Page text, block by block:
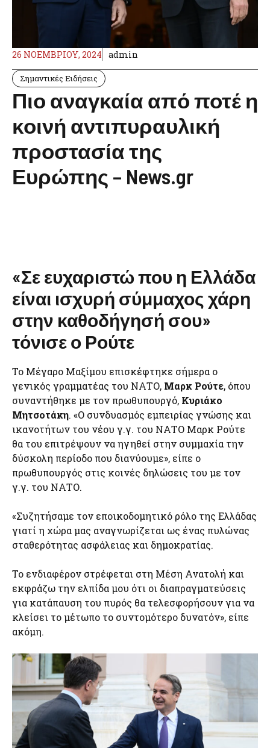
26 ΝΟΕΜΒΡΊΟΥ, 2024 admin
Σημαντικές Ειδήσεις
Πιο αναγκαία από ποτέ η
κοινή αντιπυραυλική
προστασία της
Ευρώπης – News.gr
«Σε ευχαριστώ που η Ελλάδα
είναι ισχυρή σύμμαχος χάρη
στην καθοδήγησή σου»
τόνισε ο Ρούτε
Το Μέγαρο Μαξίμου επισκέφτηκε σήμερα ο
γενικός γραμματέας του ΝΑΤΟ, Μαρκ Ρούτε, όπου
συναντήθηκε με τον πρωθυπουργό, Κυριάκο
Μητσοτάκη. «Ο συνδυασμός εμπειρίας γνώσης και
ικανοτήτων του νέου γ.γ. του ΝΑΤΟ Μαρκ Ρούτε
θα του επιτρέψουν να ηγηθεί στην συμμαχία την
δύσκολη περίοδο που διανύουμε», είπε ο
πρωθυπουργός στις κοινές δηλώσεις του με τον
γ.γ. του ΝΑΤΟ.
«Συζητήσαμε τον εποικοδομητικό ρόλο της Ελλάδας
γιατί η χώρα μας αναγνωρίζεται ως ένας πυλώνας
σταθερότητας ασφάλειας και δημοκρατίας.
Το ενδιαφέρον στρέφεται στη Μέση Ανατολή και
εκφράζω την ελπίδα μου ότι οι διαπραγματεύσεις
για κατάπαυση του πυρός θα τελεσφορήσουν για να
κλείσει το μέτωπο το συντομότερο δυνατόν», είπε
ακόμη.